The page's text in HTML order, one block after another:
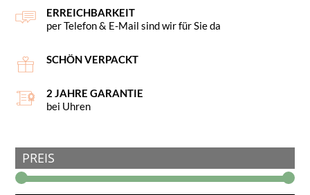
ERREICHBARKEIT
per Telefon & E-Mail sind wir für Sie da
SCHÖN VERPACKT
2 JAHRE GARANTIE
bei Uhren
PREIS